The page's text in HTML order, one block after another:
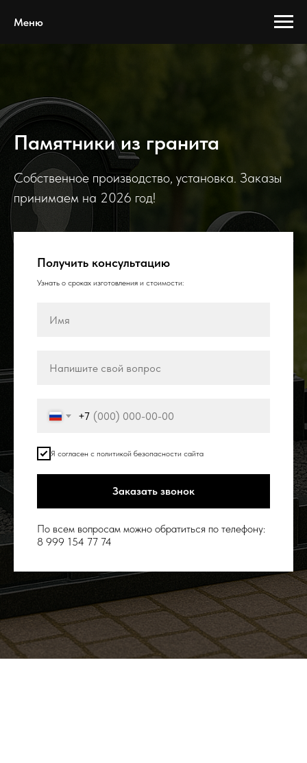
Меню
Памятники из гранита
Собственное производство, установка. Заказы
принимаем на 2026 год!
Получить консультацию
Узнать о сроках изготовления и стоимости:
+7
Я согласен с политикой безопасности сайта
Заказать звонок
По всем вопросам можно обратиться по телефону:
8 999 154 77 74